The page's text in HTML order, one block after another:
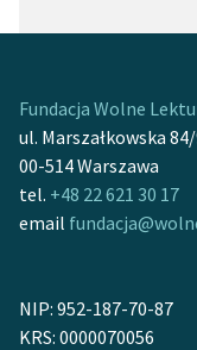
Fundacja Wolne
ul. Marszałkowska
00-514 Warszawa
tel. +48 22 621 30 17
email
NIP: 952-187-70-87
KRS: 0000070056